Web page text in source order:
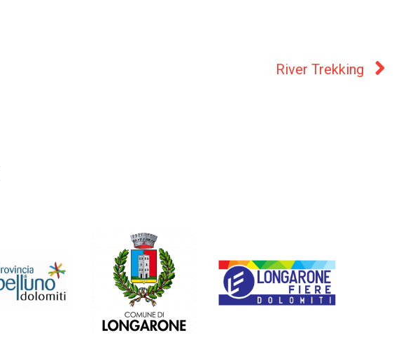
River Trekking